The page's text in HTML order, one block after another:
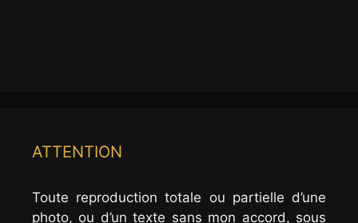
ATTENTION
Toute reproduction totale ou partielle d’une
photo, ou d’un texte sans mon accord, sous